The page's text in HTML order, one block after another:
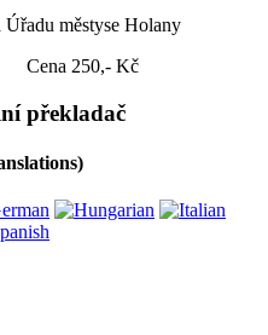
městyse Holany
Cena 250,- Kč
překladač